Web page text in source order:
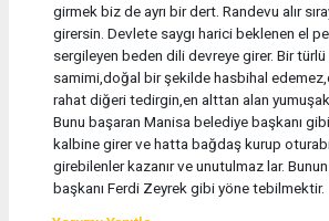
girmek biz de ayrı bir dert. Randevu alır
girersin. Devlete saygı harici beklenen el
sergileyen beden dili devreye girer. Bir
samimi,doğal bir şekilde hasbihal
rahat diğeri tedirgin,en alttan alan
Bunu başaran Manisa belediye başkanı
kalbine girer ve hatta bağdaş kurup
girebilenler kazanır ve unutulmaz lar.
başkanı Ferdi Zeyrek gibi yöne tebilmektir.